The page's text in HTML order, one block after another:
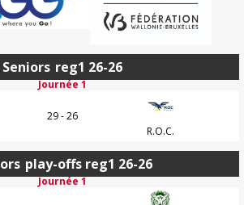
Seniors reg1 26-26
Journée 1
29 - 26
R.O.C.
play-offs reg1 26-26
Journée 1